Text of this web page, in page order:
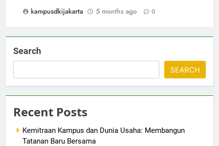
kampusdkijakarta
5 months ago 0
Search
SEARCH
Recent Posts
Kemitraan Kampus dan Dunia Usaha: Membangun
Tatanan Baru Bersama